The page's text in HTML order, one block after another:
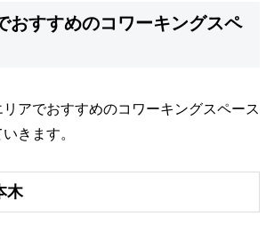
おすすめのコワーキングスペ
アでおすすめのコワーキングスペース
きます。
木